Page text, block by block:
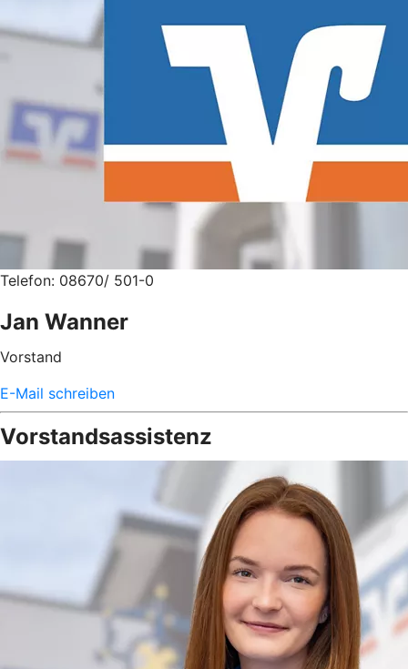
Telefon: 08670/ 501-0
Jan Wanner
Vorstand
E-Mail schreiben
Vorstandsassistenz